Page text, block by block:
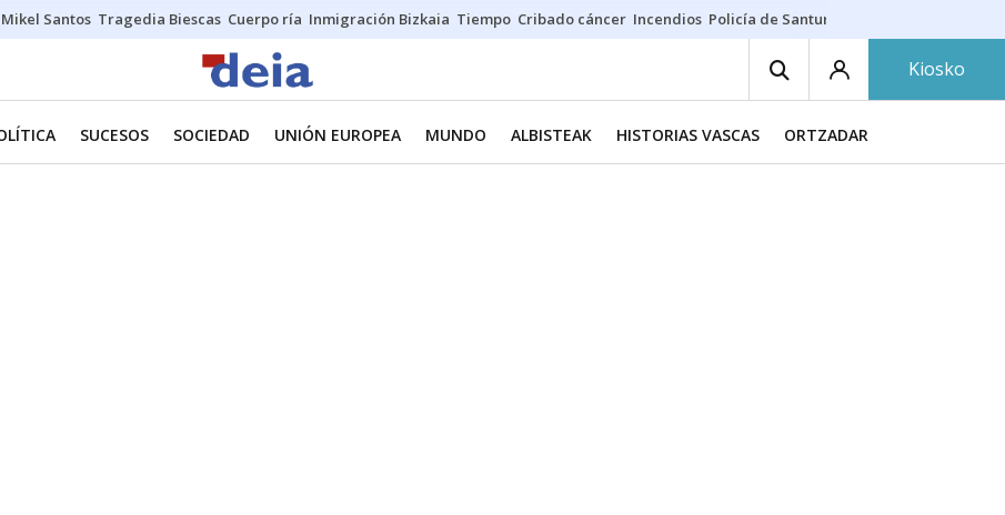
Mikel Santos Tragedia Biescas Cuerpo ría Inmigración Bizkaia Tiempo Cribado cáncer Incendios Policía de Santurtzi
Kiosko
SUCESOS SOCIEDAD UNIÓN EUROPEA MUNDO ALBISTEAK HISTORIAS VASCAS ORTZADAR